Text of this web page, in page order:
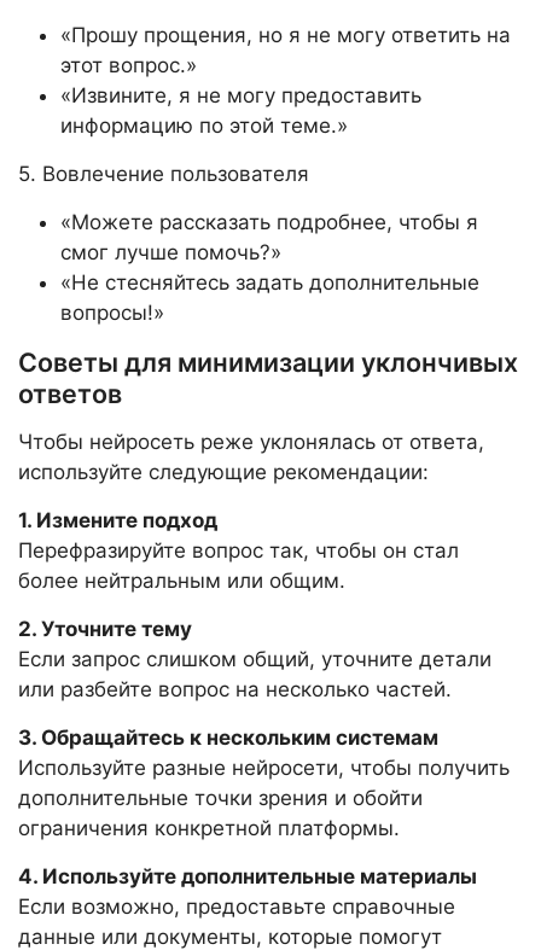
«Прошу прощения, но я не могу ответить на
этот вопрос.»
«Извините, я не могу предоставить
информацию по этой теме.»
5. Вовлечение пользователя
«Можете рассказать подробнее, чтобы я
смог лучше помочь?»
«Не стесняйтесь задать дополнительные
вопросы!»
Советы для минимизации уклончивых
ответов
Чтобы нейросеть реже уклонялась от ответа,
используйте следующие рекомендации:
1. Измените подход
Перефразируйте вопрос так, чтобы он стал
более нейтральным или общим.
2. Уточните тему
Если запрос слишком общий, уточните детали
или разбейте вопрос на несколько частей.
3. Обращайтесь к нескольким системам
Используйте разные нейросети, чтобы получить
дополнительные точки зрения и обойти
ограничения конкретной платформы.
4. Используйте дополнительные материалы
Если возможно, предоставьте справочные
данные или документы, которые помогут